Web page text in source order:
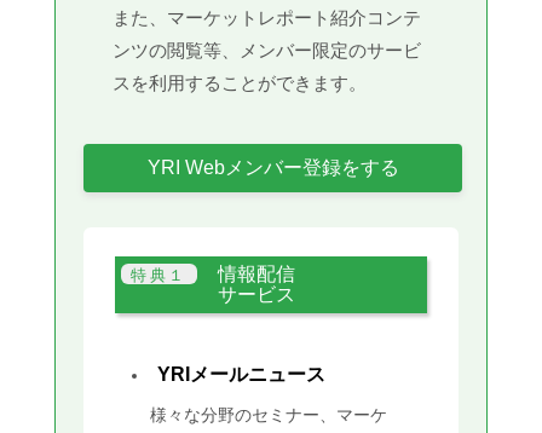
また、マーケットレポート紹介コンテ
ンツの閲覧等、メンバー限定のサービ
スを利用することができます。
YRI Webメンバー登録をする
情報配信
サービス
YRIメールニュース
様々な分野のセミナー、マーケ